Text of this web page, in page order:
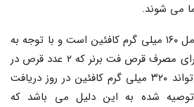
می شوند.
یک عدد قرص فت برنر شامل ۱۶۰ میلی گرم کافئین است و با توجه به
دستورالعمل توصیه شده برای مصرف قرص فت برنر که ۲ عدد قرص در
روز می باشد بدن ما می تواند ۳۲۰ میلی گرم کافئین در روز دریافت
شده به این دلیل می باشد که